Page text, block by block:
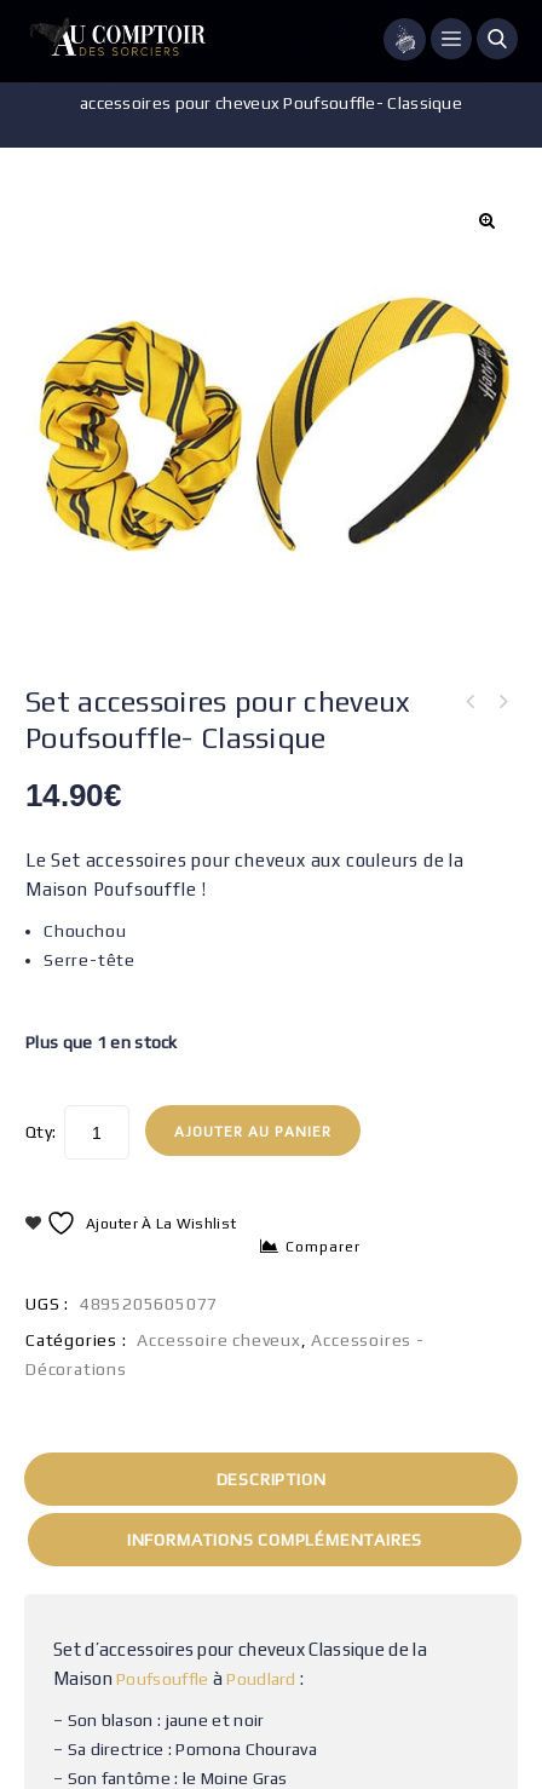
Menu
accessoires pour cheveux Poufsouffle- Classique
Set accessoires pour cheveux
Poufsouffle- Classique
14.90€
Le Set accessoires pour cheveux aux couleurs de la
Maison Poufsouffle !
Chouchou
Serre-tête
Plus que 1 en stock
Qty: AJOUTER AU PANIER
Ajouter À La Wishlist
Comparer
UGS :
4895205605077
Catégories :
Accessoire cheveux ,Accessoires -
Décorations
DESCRIPTION
INFORMATIONS COMPLÉMENTAIRES
Set d’accessoires pour cheveux Classique de la
MaisonPoufsouffle àPoudlard :
– Son blason : jaune et noir
– Sa directrice : Pomona Chourava
– Son fantôme : le Moine Gras